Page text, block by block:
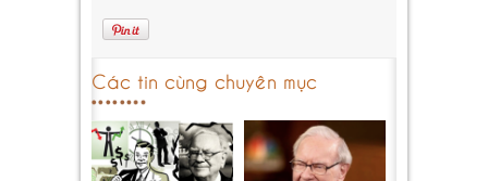
Các tin cùng chuyên mục